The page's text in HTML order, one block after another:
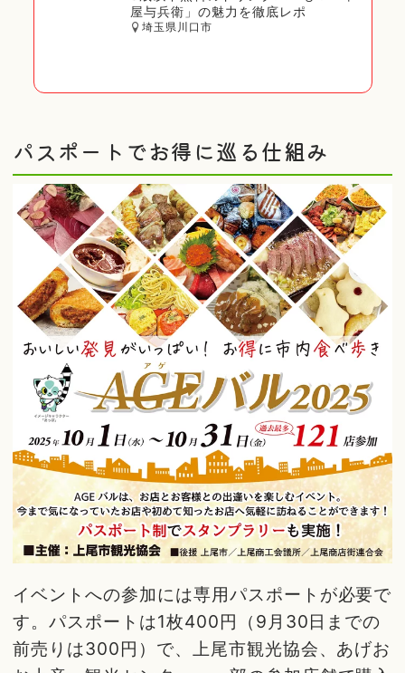
屋与兵衛」の魅力を徹底レポ
埼玉県川口市
パスポートでお得に巡る仕組み
イベントへの参加には専用パスポートが必要で
す。パスポートは1枚400円（9月30日までの
前売りは300円）で、上尾市観光協会、あげお